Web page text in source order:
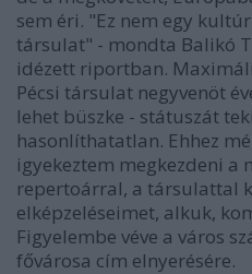
sem éri. "Ez nem egy
társulat" - mondta Balikó
idézett riportban.
Pécsi társulat negyvenöt
lehet büszke - státuszát
hasonlíthatatlan. Ehhez
igyekeztem megkezdeni
repertoárral, a társulattal
elképzeléseimet, alkuk,
Figyelembe véve a város
fővárosa cím elnyerésére.